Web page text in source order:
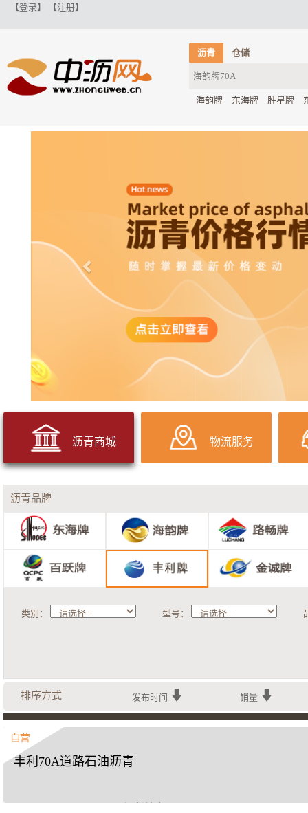
【登录】 【注册】
沥青 仓储
海韵牌 东海牌 胜星牌
沥青商城 物流服务
沥青品牌
类别： 型号：
排序方式 发布时间 销量
丰利70A道路石油沥青